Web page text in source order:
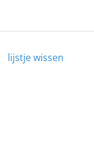
lijstje wissen